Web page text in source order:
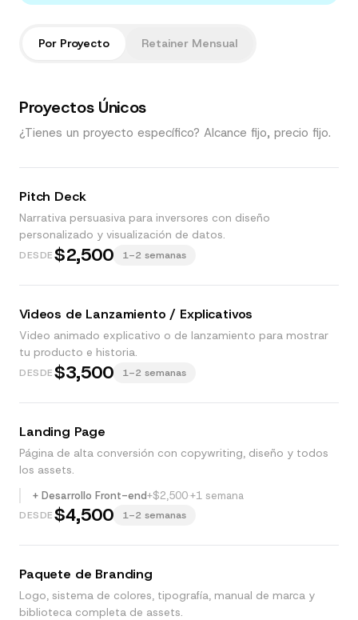
Por Proyecto Retainer Mensual
Proyectos Únicos
¿Tienes un proyecto específico? Alcance fijo, precio fijo.
Pitch Deck
Narrativa persuasiva para inversores con diseño
personalizado y visualización de datos.
DESDE$2,500 1–2 semanas
Videos de Lanzamiento / Explicativos
Video animado explicativo o de lanzamiento para mostrar
tu producto e historia.
DESDE$3,500 1–2 semanas
Landing Page
Página de alta conversión con copywriting, diseño y todos
los assets.
+ Desarrollo Front-end+$2,500·+1 semana
DESDE$4,500 1–2 semanas
Paquete de Branding
Logo, sistema de colores, tipografía, manual de marca y
biblioteca completa de assets.